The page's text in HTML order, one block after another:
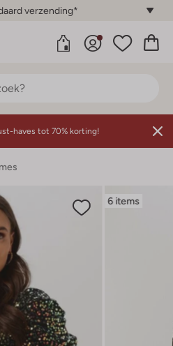
verzending*
haves tot 70% korting!
6 items